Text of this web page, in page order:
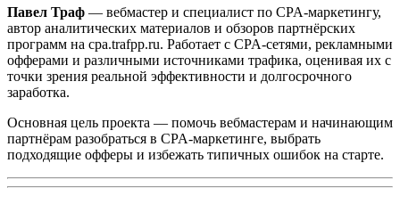
Павел Траф — вебмастер и специалист по CPA-маркетингу,
автор аналитических материалов и обзоров партнёрских
программ на cpa.trafpp.ru. Работает с CPA-сетями, рекламными
офферами и различными источниками трафика, оценивая их с
точки зрения реальной эффективности и долгосрочного
заработка.
Основная цель проекта — помочь вебмастерам и начинающим
партнёрам разобраться в CPA-маркетинге, выбрать
подходящие офферы и избежать типичных ошибок на старте.